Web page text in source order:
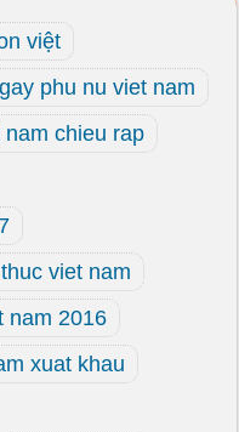
việt
phu nu viet nam
nam chieu rap
viet nam
nam 2016
xuat khau